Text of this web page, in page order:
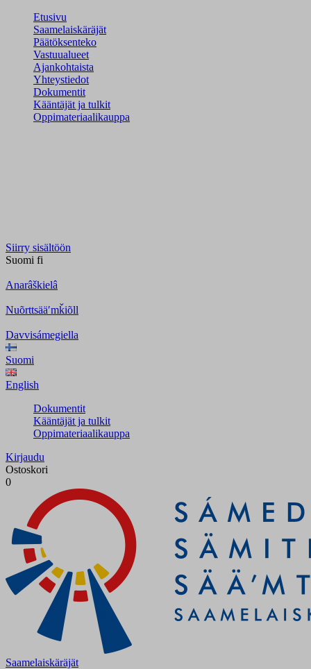
Etusivu
Saamelaiskäräjät
Päätöksenteko
Vastuualueet
Ajankohtaista
Yhteystiedot
Dokumentit
Kääntäjät ja tulkit
Oppimateriaalikauppa
Siirry sisältöön
Suomi fi
Anarâškielâ
Nuõrttsääʹmǩiõll
Davvisámegiella
Suomi
English
Dokumentit
Kääntäjät ja tulkit
Oppimateriaalikauppa
Kirjaudu
Ostoskori
0
Saamelaiskäräjät